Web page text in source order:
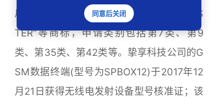
局申请注册若干“怪兽充电”“ENERGYMONS
TER”等商标，申请类别包括第7类、第9
类、第35类、第42类等。挚享科技公司的G
SM数据终端(型号为SPBOX12)于2017年12
月21日获得无线电发射设备型号核准证；该
同意后关闭